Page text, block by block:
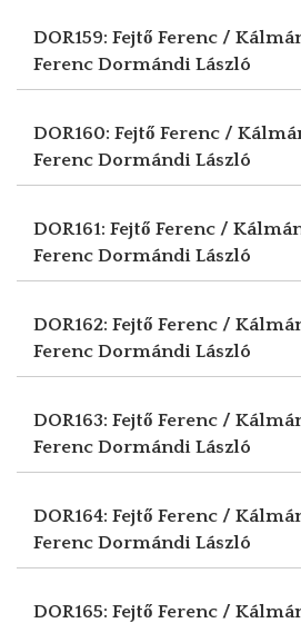
DOR159: Fejtő Ferenc /
Ferenc Dormándi László
DOR160: Fejtő Ferenc /
Ferenc Dormándi László
DOR161: Fejtő Ferenc /
Ferenc Dormándi László
DOR162: Fejtő Ferenc /
Ferenc Dormándi László
DOR163: Fejtő Ferenc /
Ferenc Dormándi László
DOR164: Fejtő Ferenc /
Ferenc Dormándi László
DOR165: Fejtő Ferenc /